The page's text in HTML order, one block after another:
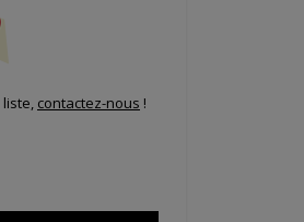
contactez-nous !